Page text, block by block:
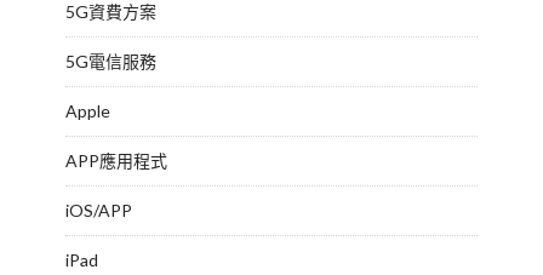
5G資費方案
5G電信服務
Apple
APP應用程式
iOS/APP
iPad